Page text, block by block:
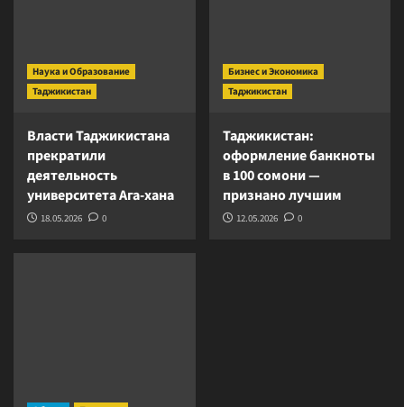
Наука и Образование
Таджикистан
Власти Таджикистана
прекратили
деятельность
университета Ага-хана
18.05.2026 0
Бизнес и Экономика
Таджикистан
Таджикистан:
оформление банкноты
в 100 сомони —
признано лучшим
12.05.2026 0